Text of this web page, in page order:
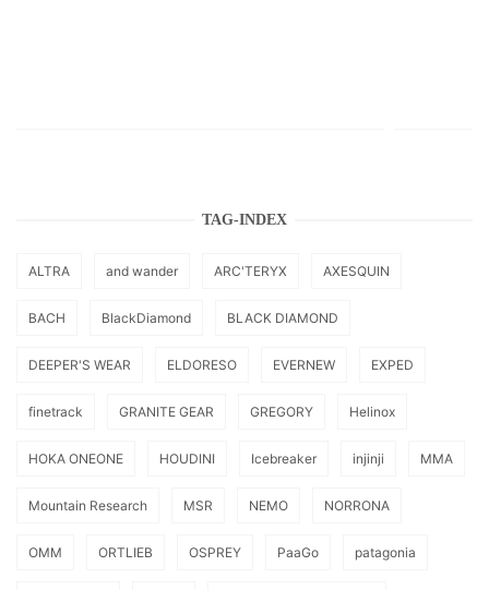
TAG-INDEX
ALTRA and wander ARC'TERYX AXESQUIN
BACH BlackDiamond BLACK DIAMOND
DEEPER'S WEAR ELDORESO EVERNEW EXPED
finetrack GRANITE GEAR GREGORY Helinox
HOKA ONEONE HOUDINI Icebreaker injinji MMA
Mountain Research MSR NEMO NORRONA
OMM ORTLIEB OSPREY PaaGo patagonia